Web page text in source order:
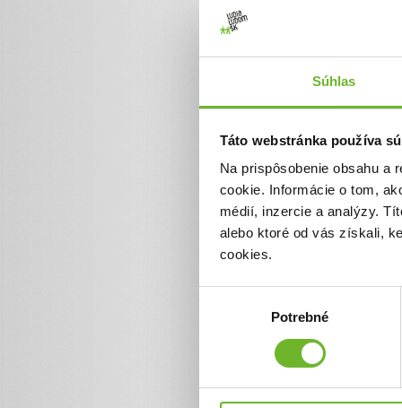
Súhlas
Táto webstránka používa
Na prispôsobenie obsahu a
cookie. Informácie o tom,
médií, inzercie a analýzy.
alebo ktoré od vás získali,
cookies.
Potrebné
výzvuPodpora pre
Monika Fajtová
výzvuPodpora pre
Radoslav Vidhold
na výzvu
...